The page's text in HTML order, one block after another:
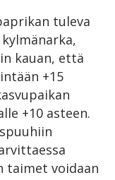
tuleva
kauan, että
+15
+10 asteen.
taimet voidaan